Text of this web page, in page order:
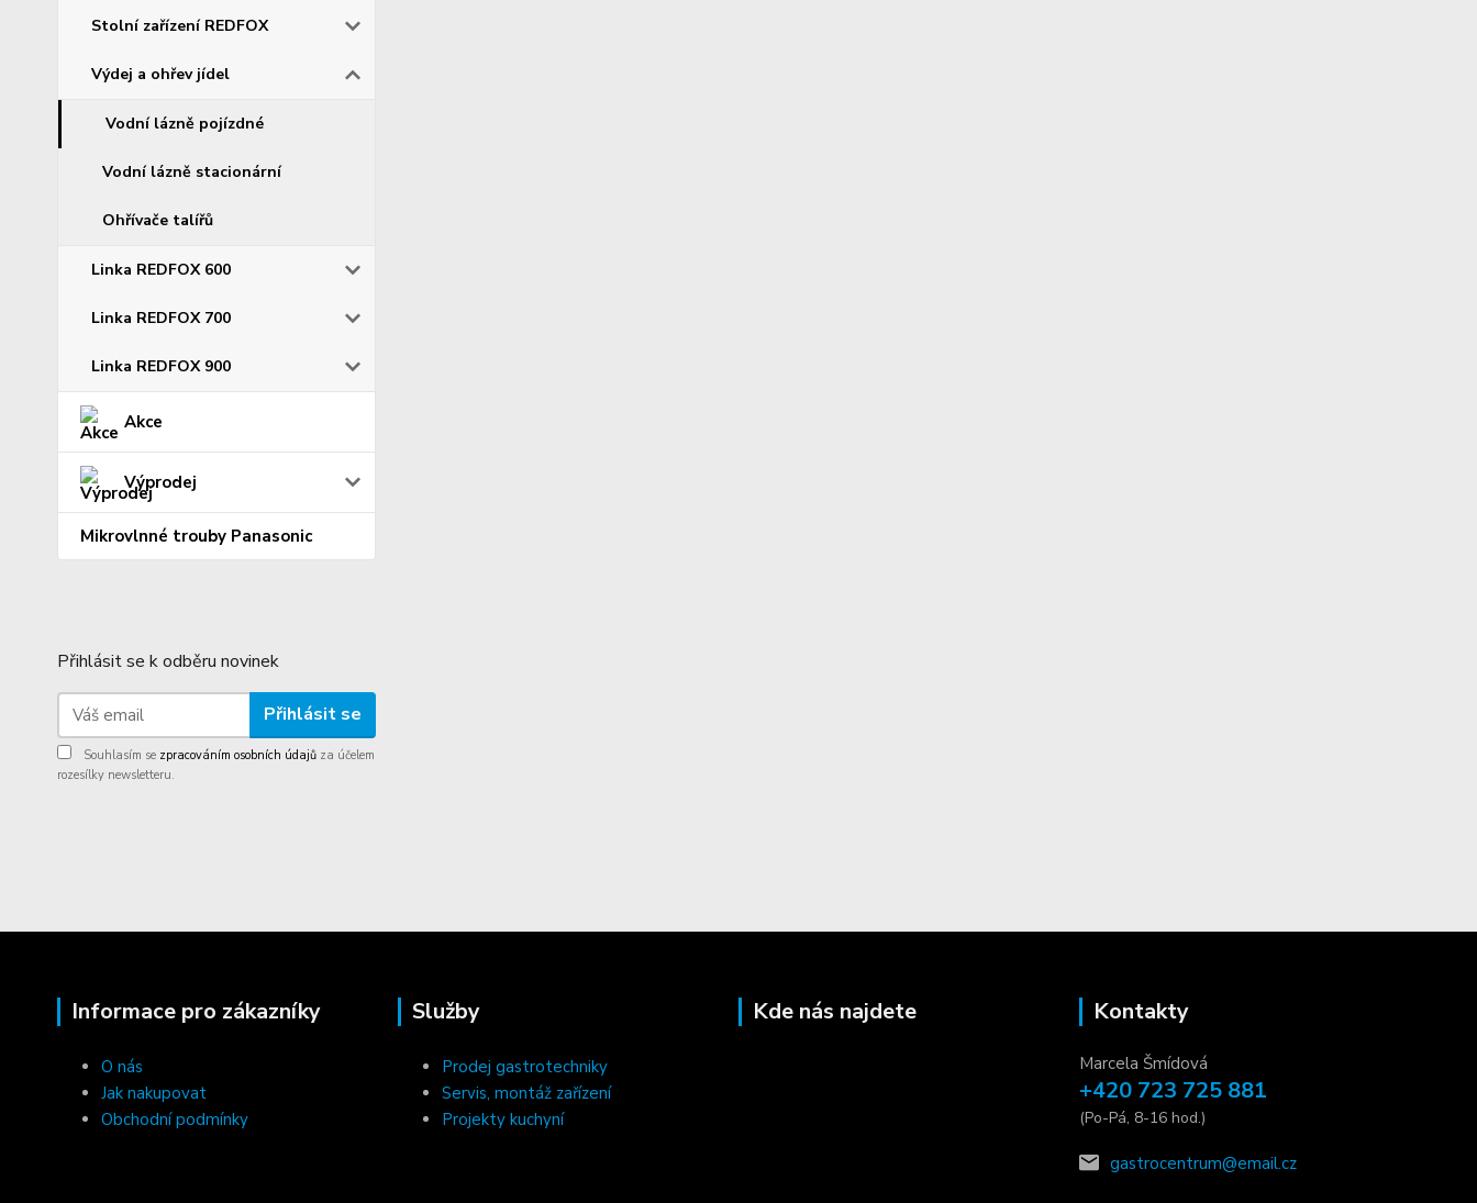
Stolní zařízení REDFOX
Výdej a ohřev jídel
Vodní lázně pojízdné
Vodní lázně stacionární
Ohřívače talířů
Linka REDFOX 600
Linka REDFOX 700
Linka REDFOX 900
Akce
Výprodej
Mikrovlnné trouby Panasonic
Přihlásit se k odběru novinek
Přihlásit se
Souhlasím se zpracováním osobních údajů za účelem
rozesílky newsletteru.
Informace pro zákazníky
O nás
Jak nakupovat
Obchodní podmínky
Služby
Prodej gastrotechniky
Servis, montáž zařízení
Projekty kuchyní
Kde nás najdete Kontakty
Marcela Šmídová
+420 723 725 881
(Po-Pá, 8-16 hod.)
gastrocentrum@email.cz